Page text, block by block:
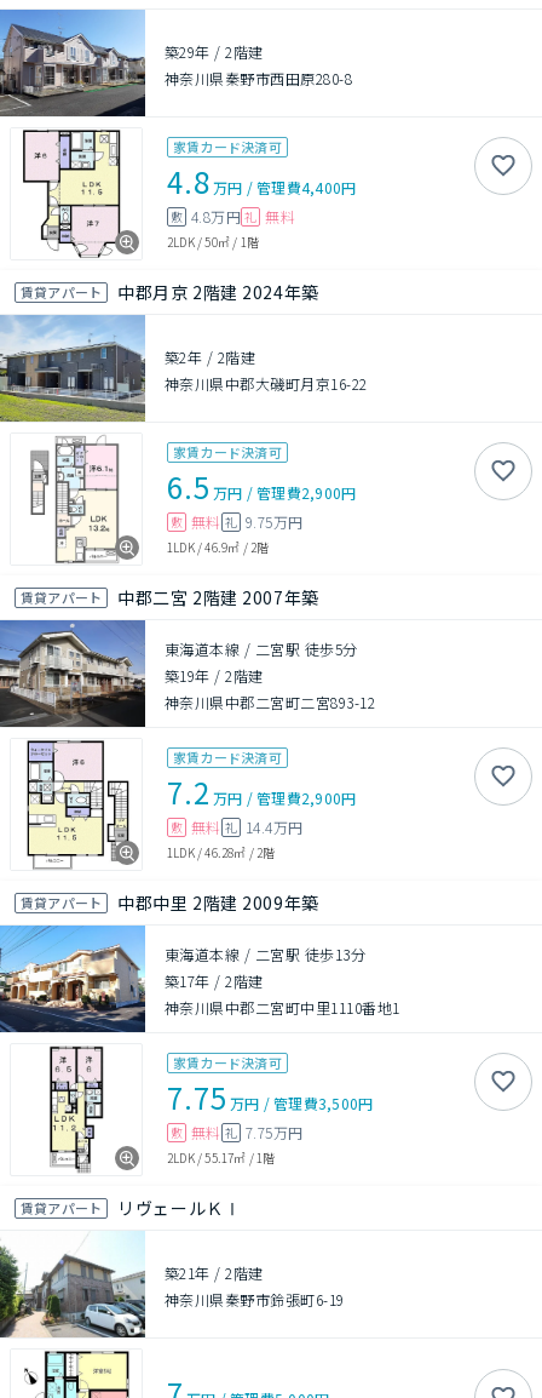
築29年 /2階建
神奈川県秦野市西田原280-8
家賃カード決済可
4.8万円 /管理費4,400円
敷 4.8万円 礼 無料
2LDK/50㎡ / 1階
賃貸アパート 中郡月京 2階建 2024年築
築2年 / 2階建
神奈川県中郡大磯町月京16-22
家賃カード決済可
6.5 万円 /管理費2,900円
敷 無料 礼 9.75万円
1LDK/46.9㎡ /2階
賃貸アパート 中郡二宮 2階建 2007年築
東海道本線 / 二宮駅 徒歩5分
築19年 /2階建
神奈川県中郡二宮町二宮893-12
家賃カード決済可
7.2 万円 /管理費2,900円
敷 無料 礼 14.4万円
1LDK/46.28㎡ /2階
賃貸アパート 中郡中里 2階建 2009年築
東海道本線 / 二宮駅 徒歩13分
築17年 /2階建
神奈川県中郡二宮町中里1110番地1
家賃カード決済可
7.75 万円 /管理費3,500円
敷 無料 礼 7.75万円
2LDK/55.17㎡ /1階
賃貸アパート リヴェールＫⅠ
築21年 /2階建
神奈川県秦野市鈴張町6-19